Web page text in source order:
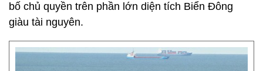
bố chủ quyền trên phần lớn diện tích Biển Đông
giàu tài nguyên.